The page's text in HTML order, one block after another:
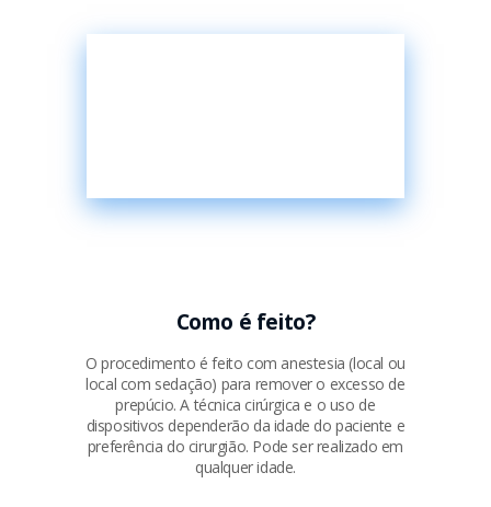
Como é feito?
O procedimento é feito com anestesia (local ou
local com sedação) para remover o excesso de
prepúcio. A técnica cirúrgica e o uso de
dispositivos dependerão da idade do paciente e
preferência do cirurgião. Pode ser realizado em
qualquer idade.